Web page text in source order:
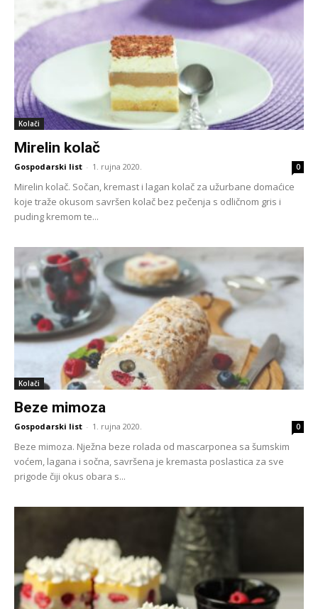
Kolači
Mirelin kolač
Gospodarski list - 1. rujna 2020. 0
Mirelin kolač. Sočan, kremast i lagan kolač za užurbane domaćice
koje traže okusom savršen kolač bez pečenja s odličnom gris i
puding kremom te...
Kolači
Beze mimoza
Gospodarski list - 1. rujna 2020. 0
Beze mimoza. Nježna beze rolada od mascarponea sa šumskim
voćem, lagana i sočna, savršena je kremasta poslastica za sve
prigode čiji okus obara s...